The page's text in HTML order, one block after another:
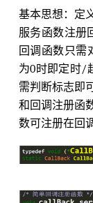
基本思想：定
服务函数注册
回调函数只需
为0时即定时/
需判断标志即
和回调注册函
数可注册在回